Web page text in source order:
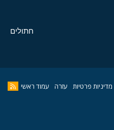
חתולים
מדיניות פרטיות עזרה עמוד ראשי